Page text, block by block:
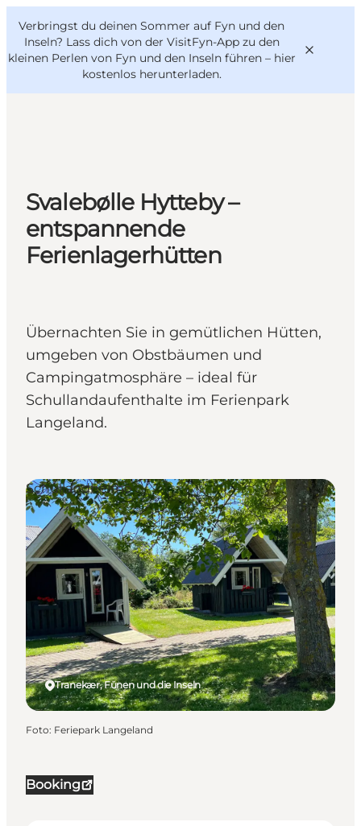
Verbringst du deinen Sommer auf Fyn und den
Inseln? Lass dich von der VisitFyn-App zu den
kleinen Perlen von Fyn und den Inseln führen – hier
kostenlos herunterladen.
Outdoor & bike
Essen & trinken
Übernachtung
VisitFyn
Deutsch
Svalebølle Hytteby –
entspannende
Ferienlagerhütten
Übernachten Sie in gemütlichen Hütten,
umgeben von Obstbäumen und
Campingatmosphäre – ideal für
Schullandaufenthalte im Ferienpark
Langeland.
Booking
Tranekær, Fünen und die Inseln
Schullandheime
Foto: Feriepark Langeland